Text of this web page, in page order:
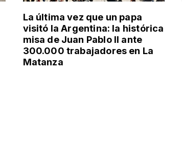
La última vez que un papa
visitó la Argentina: la histórica
misa de Juan Pablo II ante
300.000 trabajadores en La
Matanza